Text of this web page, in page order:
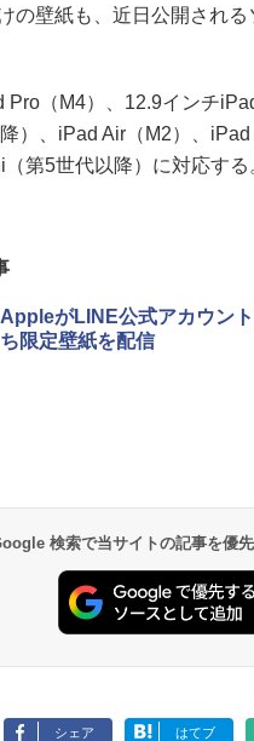
壁紙も、近日公開される
（M4）、12.9インチ
）、iPad Air（M2）、
第5世代以降）に対応する
AppleがLINE公式アカウン
ち限定壁紙を配信
検索で当サイトの記事を優
シェア はてブ